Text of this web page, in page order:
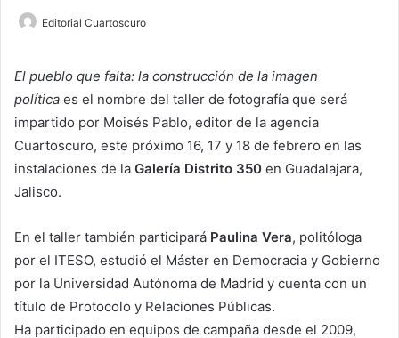
Editorial Cuartoscuro
El pueblo que falta: la construcción de la imagen
política es el nombre del taller de fotografía que será
impartido por Moisés Pablo, editor de la agencia
Cuartoscuro, este próximo 16, 17 y 18 de febrero en las
instalaciones de la Galería Distrito 350 en Guadalajara,
Jalisco.
En el taller también participará Paulina Vera, politóloga
por el ITESO, estudió el Máster en Democracia y Gobierno
por la Universidad Autónoma de Madrid y cuenta con un
título de Protocolo y Relaciones Públicas.
Ha participado en equipos de campaña desde el 2009,